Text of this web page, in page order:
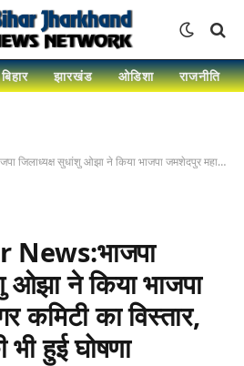
बिहार झारखंड ओडिशा राजनीति
ओझा ने किया भाजपा जमशेदपुर महानगर कमिटी का विस्तार, मंडल अध्यक्षों की भी हुई घोषणा
ओझा ने किया भाजपा
कमिटी का विस्तार,
हुई घोषणा